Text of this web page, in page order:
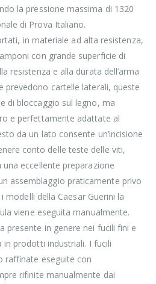
la pressione massima di 1320
di Prova Italiano.
in materiale ad alta resistenza,
con grande superficie di
resistenza e alla durata dell’arma
prevedono cartelle laterali, queste
di bloccaggio sul legno, ma
e perfettamente adattate al
da un lato consente un’incisione
conto delle teste delle viti,
una eccellente preparazione
assemblaggio praticamente privo
modelli della Caesar Guerini la
viene eseguita manualmente.
presente in genere nei fucili fini e
prodotti industriali. I fucili
raffinate eseguite con
rifinite manualmente dai